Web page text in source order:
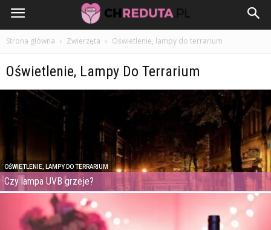
Strona główna Zwierzęta Oświetlenie, lampy do terrarium
Oświetlenie, Lampy Do Terrarium
OŚWIETLENIE, LAMPY DO TERRARIUM
Czy lampa UVB grzeje?